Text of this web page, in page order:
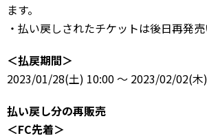
ます。
・払い戻しされたチケットは後日再発売
＜払戻期間＞
2023/01/28(土) 10:00 ～ 2023/02/02(木
払い戻し分の再販売
＜FC先着＞